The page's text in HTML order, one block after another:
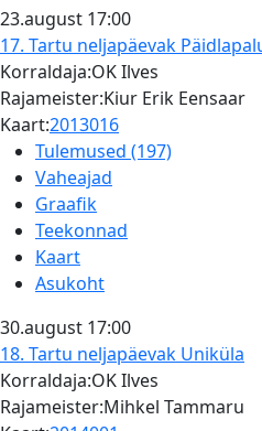
23.august 17:00
17. Tartu neljapäevak
Korraldaja:OK Ilves
Rajameister:Kiur Erik Eensaar
Kaart:2013016
Tulemused (197)
Vaheajad
Graafik
Teekonnad
Kaart
Asukoht
30.august 17:00
18. Tartu neljapäevak Uniküla
Korraldaja:OK Ilves
Rajameister:Mihkel Tammaru